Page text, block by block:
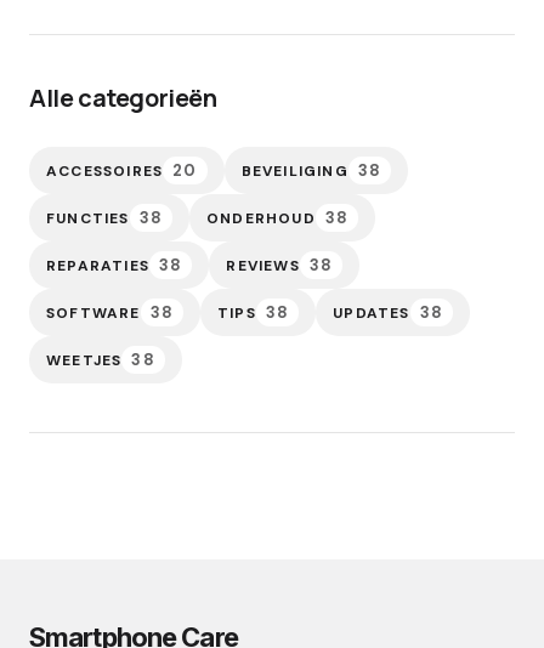
Alle categorieën
ACCESSOIRES 20 BEVEILIGING 38
FUNCTIES 38 ONDERHOUD 38
REPARATIES 38 REVIEWS 38
SOFTWARE 38 TIPS 38 UPDATES 38
WEETJES 38
Smartphone Care